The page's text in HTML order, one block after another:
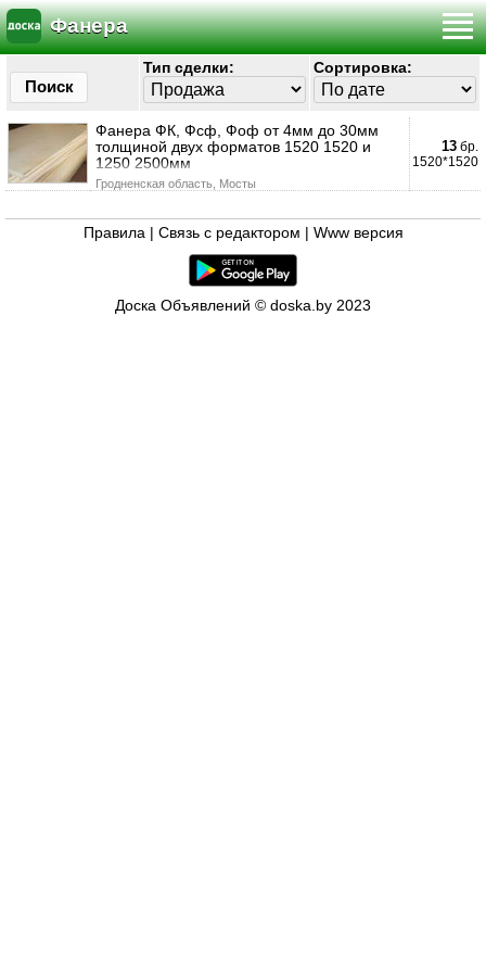
Фанера
Поиск
Тип сделки: Сортировка:
Фанера ФК, Фсф, Фоф от 4мм до 30мм
толщиной двух форматов 1520 1520 и
1250 2500мм
Гродненская область, Мосты
13 бр.
1520*1520
Правила Связь с редактором Www версия
Доска Объявлений © doska.by 2023